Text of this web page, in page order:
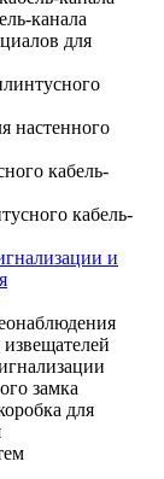
канала
для
настенного
кабель-
кабель-
и
замка
для